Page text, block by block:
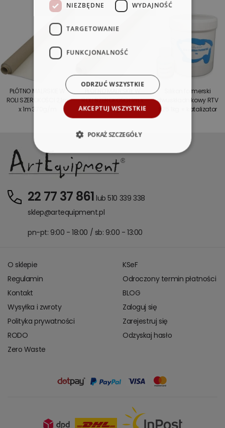
PŁÓTNO MALRSKIE W
ROLI SZEROKOŚCI 2,1m
x 1m 370g/m
ROLI SZEROKOŚCI 1m x
1m 370g/m
Silikon formerski
dwuskładnikowy RTV
825 1kg + katalizator
22 77 37 861 lub 510 339 338
sklep@artequipment.pl
pn-pt: 9:00 - 18:00 / sb: 9:00 - 13:00
O sklepie
Regulamin
Kontakt
Wysyłka i zwroty
Polityka prywatności
RODO
Zero Waste
KSeF
Odroczony termin płatności
BLOG
Zaloguj się
Zarejestruj się
Odzyskaj hasło
NIEZBĘDNE WYDAJNOŚĆ
TARGETOWANIE
FUNKCJONALNOŚĆ
AKCEPTUJ WSZYSTKIE
ODRZUĆ WSZYSTKIE
POKAŻ SZCZEGÓŁY